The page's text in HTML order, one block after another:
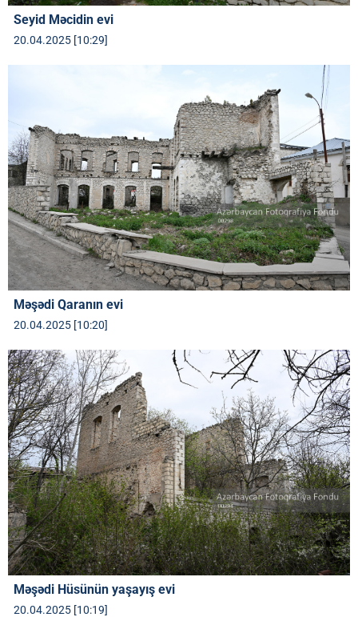
Seyid Məcidin evi
20.04.2025 [10:29]
Məşədi Qaranın evi
20.04.2025 [10:20]
Məşədi Hüsünün yaşayış evi
20.04.2025 [10:19]